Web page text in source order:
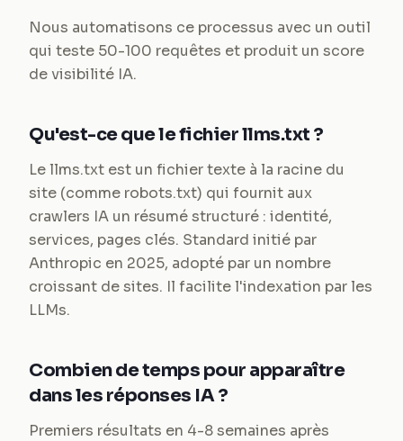
Nous automatisons ce processus avec un outil
qui teste 50-100 requêtes et produit un score
de visibilité IA.
Qu'est-ce que le fichier llms.txt ?
Le llms.txt est un fichier texte à la racine du
site (comme robots.txt) qui fournit aux
crawlers IA un résumé structuré : identité,
services, pages clés. Standard initié par
Anthropic en 2025, adopté par un nombre
croissant de sites. Il facilite l'indexation par les
LLMs.
Combien de temps pour apparaître
dans les réponses IA ?
Premiers résultats en 4-8 semaines après